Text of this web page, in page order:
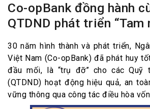
Co-opBank đồng hành
QTDND phát triển “Tam
30 năm hình thành và phát triển,
Việt Nam (Co-opBank) đã phát huy
đầu mối, là “trụ đỡ” cho các Quỹ
(QTDND) hoạt động hiệu quả, an
vững thông qua công tác điều hòa